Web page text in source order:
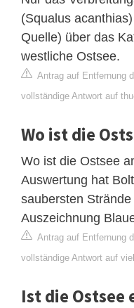
(Squalus
Quelle) über das
westliche Ostsee.
Antrag auf Entfernung
vollständige Antwort auf
Wo ist die
Wo ist die Ostsee
Auswertung hat
saubersten
Auszeichnung
Antrag auf Entfernung
vollständige Antwort auf
Ist die Ostsee